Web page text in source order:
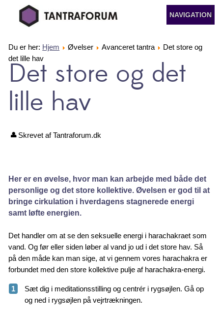
NAVIGATION
Du er her: Hjem Øvelser Avanceret tantra
Det store og
det lille hav
Det store og det
lille hav
Skrevet af Tantraforum.dk
Her er en øvelse, hvor man kan arbejde med både det
personlige og det store kollektive. Øvelsen er god til at
bringe cirkulation i hverdagens stagnerede energi
samt løfte energien.
Det handler om at se den seksuelle energi i harachakraet som
vand. Og før eller siden løber al vand jo ud i det store hav. Så
på den måde kan man sige, at vi gennem vores harachakra er
forbundet med den store kollektive pulje af harachakra-energi.
1
Sæt dig i meditationsstilling og centrér i rygsøjlen. Gå op
og ned i rygsøjlen på vejrtrækningen.